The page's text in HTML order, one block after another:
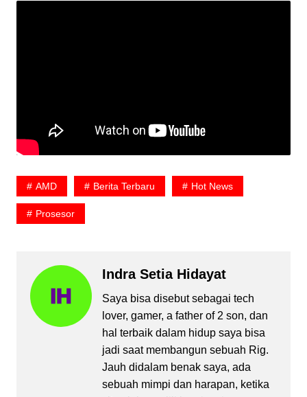
AMD Berita Terbaru Hot News
Prosesor
Indra Setia Hidayat
Saya bisa disebut sebagai tech
lover, gamer, a father of 2 son, dan
hal terbaik dalam hidup saya bisa
jadi saat membangun sebuah Rig.
Jauh didalam benak saya, ada
sebuah mimpi dan harapan, ketika